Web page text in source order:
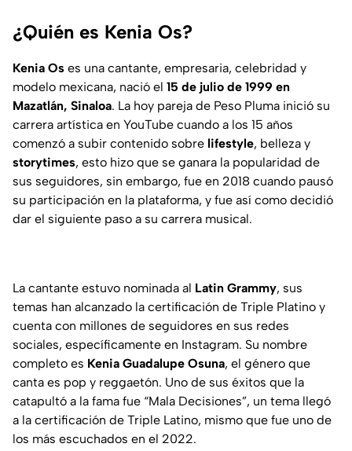
¿Quién es Kenia Os?
Kenia Os es una cantante, empresaria, celebridad y
modelo mexicana, nació el 15 de julio de 1999 en
Mazatlán, Sinaloa. La hoy pareja de Peso Pluma inició su
carrera artística en YouTube cuando a los 15 años
comenzó a subir contenido sobre lifestyle, belleza y
storytimes, esto hizo que se ganara la popularidad de
sus seguidores, sin embargo, fue en 2018 cuando pausó
su participación en la plataforma, y fue así como decidió
dar el siguiente paso a su carrera musical.
La cantante estuvo nominada al Latin Grammy, sus
temas han alcanzado la certificación de Triple Platino y
cuenta con millones de seguidores en sus redes
sociales, específicamente en Instagram. Su nombre
completo es Kenia Guadalupe Osuna, el género que
canta es pop y reggaetón. Uno de sus éxitos que la
catapultó a la fama fue “Mala Decisiones”, un tema llegó
a la certificación de Triple Latino, mismo que fue uno de
los más escuchados en el 2022.